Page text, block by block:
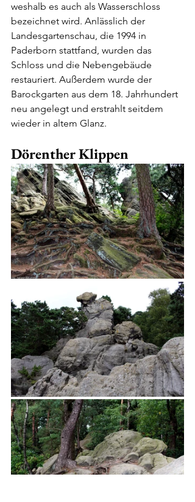
weshalb es auch als Wasserschloss
bezeichnet wird. Anlässlich der
Landesgartenschau, die 1994 in
Paderborn stattfand, wurden das
Schloss und die Nebengebäude
restauriert. Außerdem wurde der
Barockgarten aus dem 18. Jahrhundert
neu angelegt und erstrahlt seitdem
wieder in altem Glanz.
Dörenther Klippen